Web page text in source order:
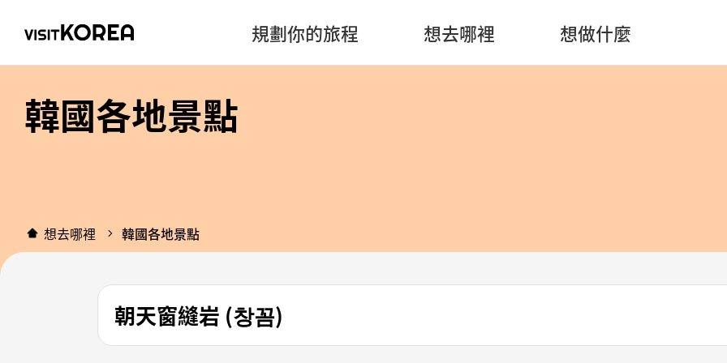
規劃你的旅程 想去哪裡 想做什麼
韓國各地景點
想去哪裡 韓國各地景點
朝天窗縫岩 (창꼼)